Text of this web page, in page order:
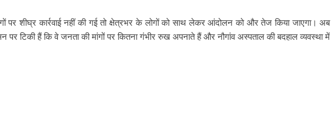
पर शीघ्र कार्रवाई नहीं की गई तो क्षेत्रभर के लोगों को साथ लेकर आंदोलन को और तेज किया जाएगा। अब
पर टिकी हैं कि वे जनता की मांगों पर कितना गंभीर रुख अपनाते हैं और नौगांव अस्पताल की बदहाल व्यवस्था में